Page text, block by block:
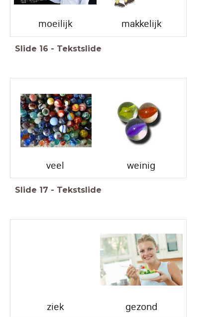
moeilijk makkelijk
Slide 16 - Tekstslide
veel weinig
Slide 17 - Tekstslide
ziek gezond